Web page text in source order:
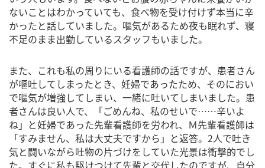
ないことはわかっていても、食べ物を受け付けず本当に辛
かったと話していました。嘔気があるため夜も眠れず、寝
不足のまま出勤しているスタッフもいました。
また、これも私の周りにいる看護師の話ですが、患者さん
が嘔吐してしまったとき、妊婦であったため、そのにおい
で嘔気が増強してしまい、一緒に吐いてしまいました。患
者さんは良い人で、「ごめんね、私のせいで……辛いよ
ね」と妊婦であった先輩看護師を労われ、Ｍ先輩看護師は
「すみません、私は大丈夫ですから」と返答。2人で吐き
気と闘いながら吐物の片づけをしていた光景は衝撃的でし